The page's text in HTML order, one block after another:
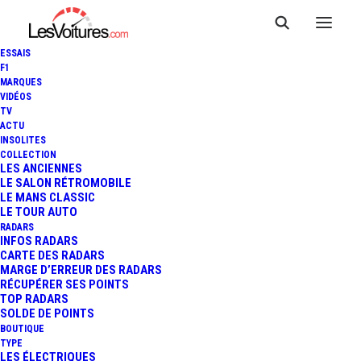
ESSAIS
F1
MARQUES
VIDÉOS
TV
ACTU
INSOLITES
COLLECTION
LES ANCIENNES
LE SALON RÉTROMOBILE
LE MANS CLASSIC
LE TOUR AUTO
RADARS
INFOS RADARS
CARTE DES RADARS
MARGE D’ERREUR DES RADARS
RÉCUPÉRER SES POINTS
TOP RADARS
SOLDE DE POINTS
BOUTIQUE
TYPE
LES ÉLECTRIQUES
10 mars 2018
ŠKODA VISION X : UN